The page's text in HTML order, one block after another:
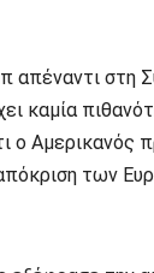
στη
καμία
ο Αμερικανός
των